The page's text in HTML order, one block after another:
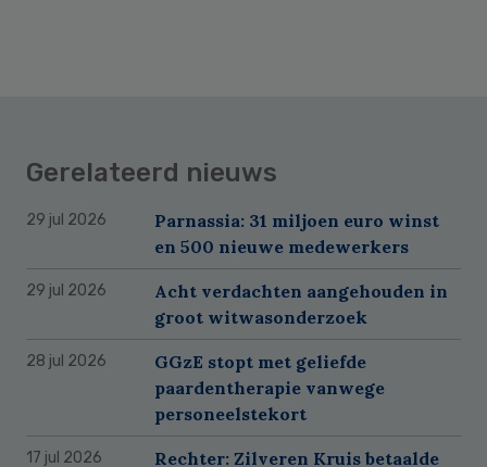
Gerelateerd nieuws
29 jul 2026
Parnassia: 31 miljoen euro winst
en 500 nieuwe medewerkers
29 jul 2026
Acht verdachten aangehouden in
groot witwasonderzoek
28 jul 2026
GGzE stopt met geliefde
paardentherapie vanwege
personeelstekort
17 jul 2026
Rechter: Zilveren Kruis betaalde